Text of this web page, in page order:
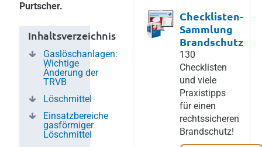
Purtscher.
Inhaltsverzeichnis
Gaslöschanlagen:
Wichtige
Änderung der
TRVB
Löschmittel
Einsatzbereiche
gasförmiger
Löschmittel
Checklisten-
Sammlung
Brandschutz
130
Checklisten
und viele
Praxistipps
für einen
rechtssicheren
Brandschutz!